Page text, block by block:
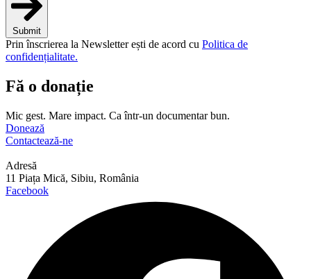
Submit
Prin înscrierea la Newsletter ești de acord cu Politica de
confidențialitate.
Fă o donație
Mic gest. Mare impact. Ca într-un documentar bun.
Donează
Contactează-ne
Adresă
11 Piața Mică, Sibiu, România
Facebook